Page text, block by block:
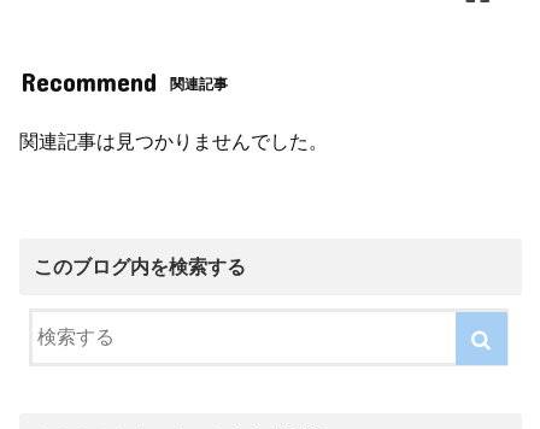
Recommend 関連記事
関連記事は見つかりませんでした。
このブログ内を検索する